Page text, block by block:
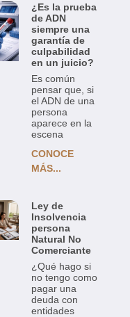
¿Es la prueba
de ADN
siempre una
garantía de
culpabilidad
en un juicio?
Es común
pensar que, si
el ADN de una
persona
aparece en la
escena
CONOCE
MÁS...
Ley de
Insolvencia
persona
Natural No
Comerciante
¿Qué hago si
no tengo como
pagar una
deuda con
entidades